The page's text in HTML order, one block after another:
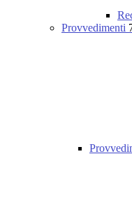
Provvedimenti